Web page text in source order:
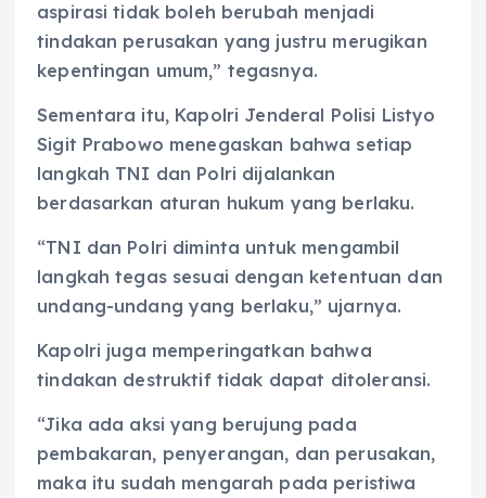
aspirasi tidak boleh berubah menjadi
tindakan perusakan yang justru merugikan
kepentingan umum,” tegasnya.
Sementara itu, Kapolri Jenderal Polisi Listyo
Sigit Prabowo menegaskan bahwa setiap
langkah TNI dan Polri dijalankan
berdasarkan aturan hukum yang berlaku.
“TNI dan Polri diminta untuk mengambil
langkah tegas sesuai dengan ketentuan dan
undang-undang yang berlaku,” ujarnya.
Kapolri juga memperingatkan bahwa
tindakan destruktif tidak dapat ditoleransi.
“Jika ada aksi yang berujung pada
pembakaran, penyerangan, dan perusakan,
maka itu sudah mengarah pada peristiwa